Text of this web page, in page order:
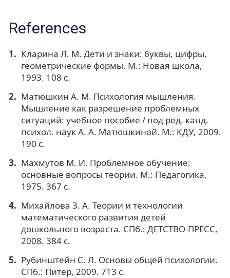
References
Кларина Л. М. Дети и знаки: буквы, цифры,
геометрические формы. М.: Новая школа,
1993. 108 с.
Матюшкин А. М. Психология мышления.
Мышление как разрешение проблемных
ситуаций: учебное пособие / под ред. канд.
психол. наук А. А. Матюшкиной. М.: КДУ, 2009.
190 с.
Махмутов М. И. Проблемное обучение:
основные вопросы теории. М.: Педагогика,
1975. 367 с.
Михайлова 3. А. Теории и технологии
математического развития детей
дошкольного возраста. СПб.: ДЕТСТВО-ПРЕСС,
2008. 384 с.
Рубинштейн С. Л. Основы общей психологии.
СПб.: Питер, 2009. 713 с.